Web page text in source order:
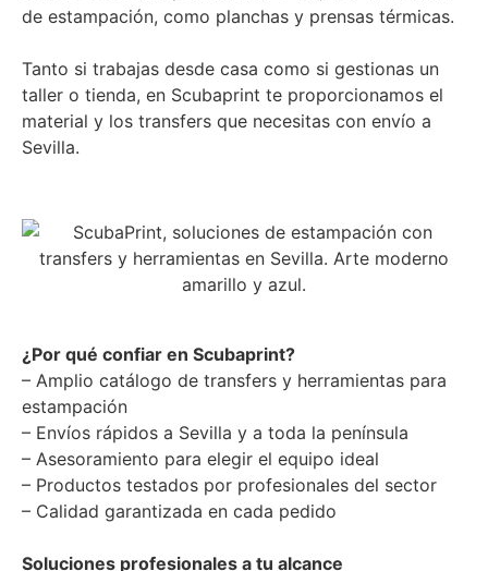
de estampación, como planchas y prensas térmicas.
Tanto si trabajas desde casa como si gestionas un
taller o tienda, en Scubaprint te proporcionamos el
material y los transfers que necesitas con envío a
Sevilla.
¿Por qué confiar en Scubaprint?
– Amplio catálogo de transfers y herramientas para
estampación
– Envíos rápidos a Sevilla y a toda la península
– Asesoramiento para elegir el equipo ideal
– Productos testados por profesionales del sector
– Calidad garantizada en cada pedido
Soluciones profesionales a tu alcance